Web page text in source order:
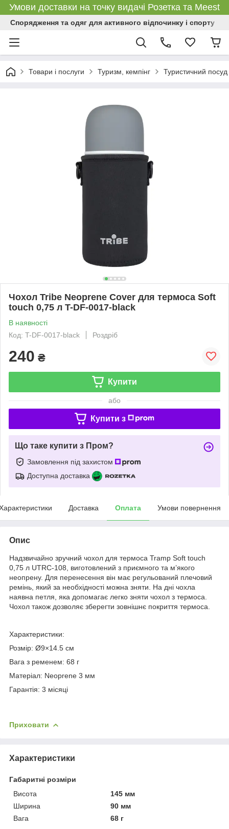
Умови доставки на точку видачі Розетка та Meest
Спорядження та одяг для активного відпочинку і спорту
Товари і послуги Туризм, кемпінг Туристичний посуд
Чохол Tribe Neoprene Cover для термоса Soft
touch 0,75 л T-DF-0017-black
В наявності
Код: T-DF-0017-black
Роздріб
240 ₴
Купити
або
Купити з
Що таке купити з Пром?
Замовлення під захистом
Доступна доставка
Доставка Оплата Умови повернення
Опис
Надзвичайно зручний чохол для термоса Tramp Soft touch
0,75 л UTRC-108, виготовлений з приємного та м’якого
неопрену. Для перенесення він має регульований плечовий
ремінь, який за необхідності можна зняти. На дні чохла
наявна петля, яка допомагає легко зняти чохол з термоса.
Чохол також дозволяє зберегти зовнішнє покриття термоса.
Характеристики:
Розмір: Ø9×14.5 см
Вага з ременем: 68 г
Матеріал: Neoprene 3 мм
Гарантія: 3 місяці
Приховати
Характеристики
Габаритні розміри
Висота
145 мм
Ширина
90 мм
Вага
68 г